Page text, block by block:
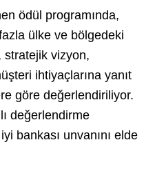
ödül programında,
ülke ve bölgedeki
stratejik vizyon,
ihtiyaçlarına yanıt
göre değerlendiriliyor.
değerlendirme
bankası unvanını elde